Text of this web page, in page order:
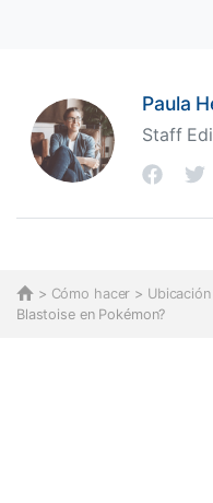
Paula
Staff
> Cómo hacer >
Blastoise en Pokémon?